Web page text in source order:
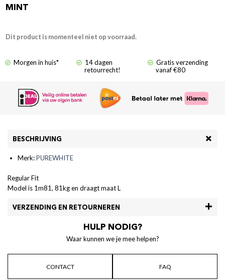
MINT
Dit product is momenteel niet op voorraad.
Morgen in huis*
14 dagen
retourrecht!
Gratis verzending
vanaf €80
BESCHRIJVING
Merk:PUREWHITE
Regular Fit
Model is 1m81, 81kg en draagt maat L
VERZENDING EN RETOURNEREN
HULP NODIG?
Waar kunnen we je mee helpen?
CONTACT FAQ